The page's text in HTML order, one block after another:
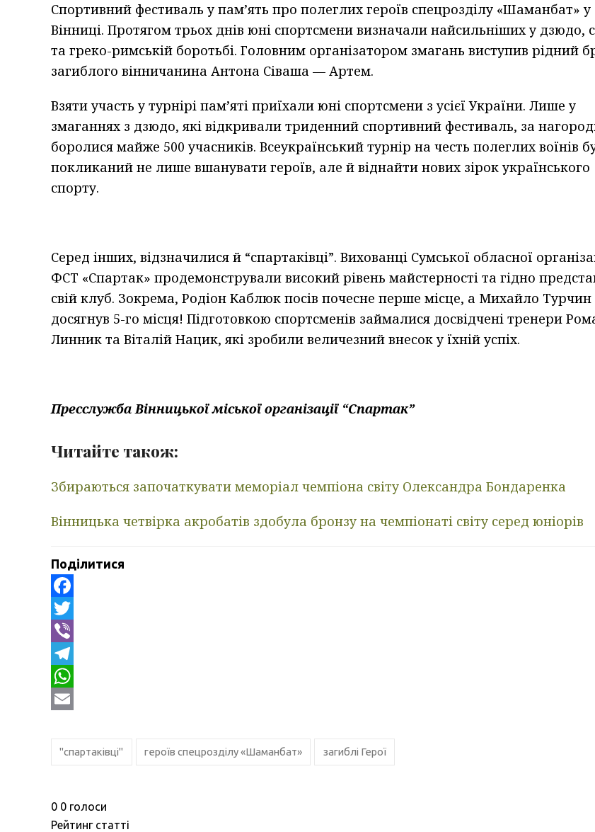
Спортивний фестиваль у пам’ять про полеглих героїв спецрозділу «Шаманбат» у
Вінниці. Протягом трьох днів юні спортсмени визначали найсильніших у дзюдо,
та греко-римській боротьбі. Головним організатором змагань виступив рідний
загиблого вінничанина Антона Сіваша — Артем.
Взяти участь у турнірі пам’яті приїхали юні спортсмени з усієї України. Лише у
змаганнях з дзюдо, які відкривали триденний спортивний фестиваль, за
боролися майже 500 учасників. Всеукраїнський турнір на честь полеглих воїнів
покликаний не лише вшанувати героїв, але й віднайти нових зірок українського
спорту.
Серед інших, відзначилися й “спартаківці”. Вихованці Сумської обласної
ФСТ «Спартак» продемонстрували високий рівень майстерності та гідно
свій клуб. Зокрема, Родіон Каблюк посів почесне перше місце, а Михайло Турчин
досягнув 5-го місця! Підготовкою спортсменів займалися досвідчені тренери
Линник та Віталій Нацик, які зробили величезний внесок у їхній успіх.
Пресслужба Вінницької міської організації “Спартак”
Читайте також:
Збираються започаткувати меморіал чемпіона світу Олександра Бондаренка
Вінницька четвірка акробатів здобула бронзу на чемпіонаті світу серед юніорів
Поділитися
Facebook
Twitter
Viber
Telegram
WhatsApp
"спартаківці" героїв спецрозділу «Шаманбат» загиблі Герої
0 0 голоси
Рейтинг статті